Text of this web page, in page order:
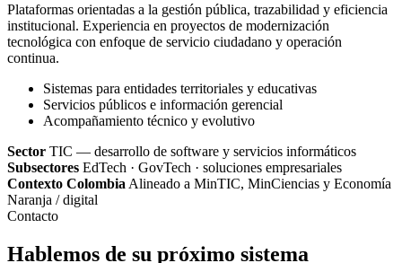
Plataformas orientadas a la gestión pública, trazabilidad y eficiencia
institucional. Experiencia en proyectos de modernización
tecnológica con enfoque de servicio ciudadano y operación
continua.
Sistemas para entidades territoriales y educativas
Servicios públicos e información gerencial
Acompañamiento técnico y evolutivo
Sector TIC — desarrollo de software y servicios informáticos
Subsectores EdTech · GovTech · soluciones empresariales
Contexto Colombia Alineado a MinTIC, MinCiencias y Economía
Naranja / digital
Contacto
Hablemos de su próximo sistema